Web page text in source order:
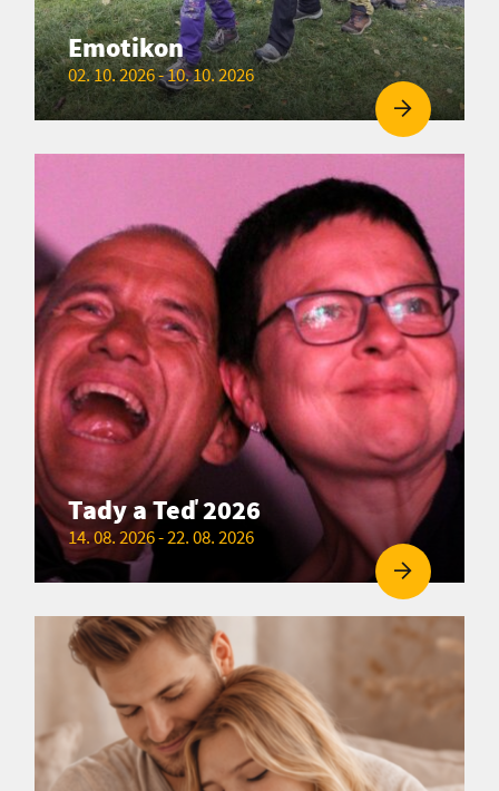
Emotikon
02. 10. 2026 - 10. 10. 2026
Tady a Teď 2026
14. 08. 2026 - 22. 08. 2026